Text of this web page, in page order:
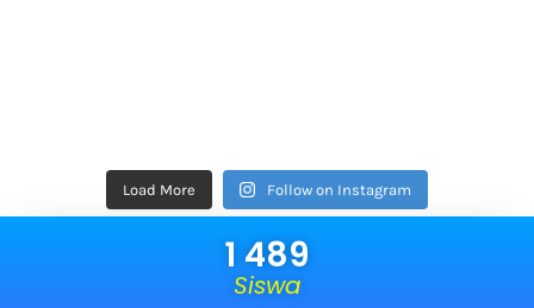
Load More Follow on Instagram
Siswa
1 489